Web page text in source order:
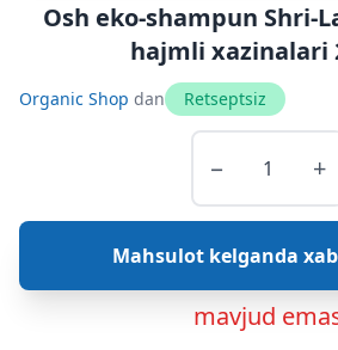
Osh eko-shampun Shri-
hajmli xazinalari
Organic Shop dan Retseptsiz
− +
Mahsulot kelganda
mavjud